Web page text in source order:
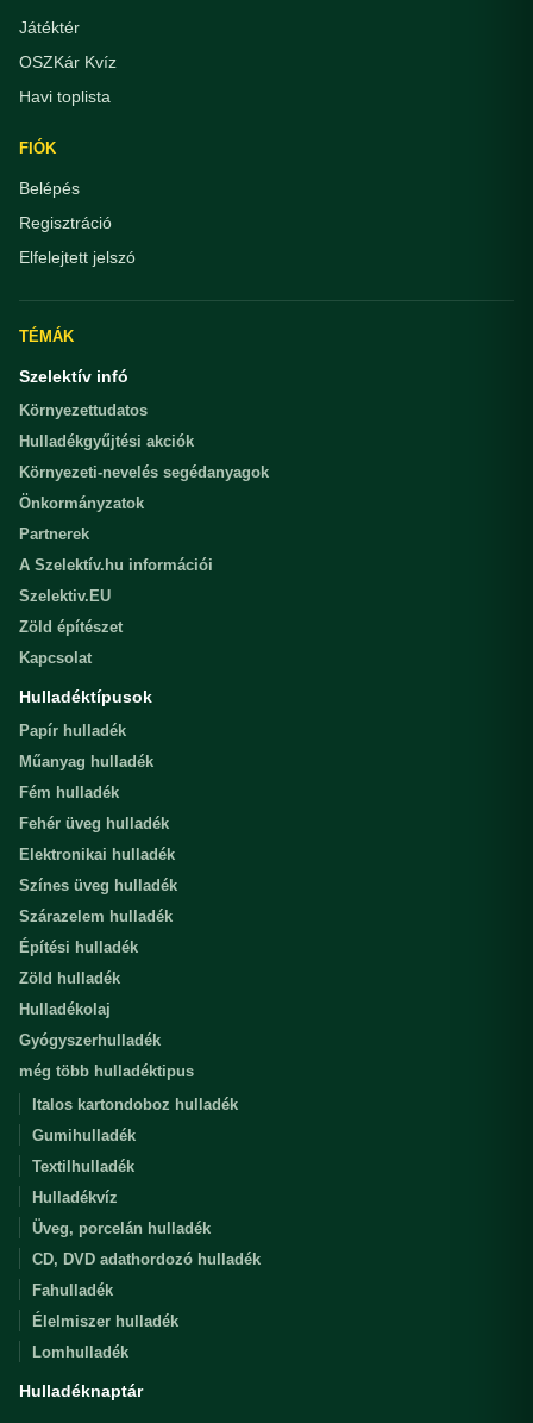
Játéktér
OSZKár Kvíz
Havi toplista
FIÓK
Belépés
Regisztráció
Elfelejtett jelszó
TÉMÁK
Szelektív infó
Környezettudatos
Hulladékgyűjtési akciók
Környezeti-nevelés segédanyagok
Önkormányzatok
Partnerek
A Szelektív.hu információi
Szelektiv.EU
Zöld építészet
Kapcsolat
Hulladéktípusok
Papír hulladék
Műanyag hulladék
Fém hulladék
Fehér üveg hulladék
Elektronikai hulladék
Színes üveg hulladék
Szárazelem hulladék
Építési hulladék
Zöld hulladék
Hulladékolaj
Gyógyszerhulladék
még több hulladéktipus
Italos kartondoboz hulladék
Gumihulladék
Textilhulladék
Hulladékvíz
Üveg, porcelán hulladék
CD, DVD adathordozó hulladék
Fahulladék
Élelmiszer hulladék
Lomhulladék
Hulladéknaptár